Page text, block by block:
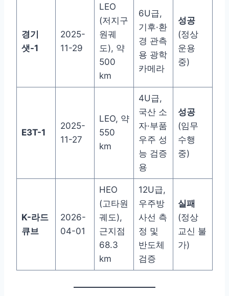
경기
샛-1
2025-
11-29
LEO
(저지구
원궤
도), 약
500
km
6U급,
기후·환
경 관측
용 광학
카메라
성공
(정상
운용
중)
E3T-1
2025-
11-27
LEO, 약
550
km
4U급,
국산 소
자·부품
우주 성
능 검증
용
성공
(임무
수행
중)
K-라드
큐브
2026-
04-01
HEO
(고타원
궤도),
근지점
68.3
km
12U급,
우주방
사선 측
정 및
반도체
검증
실패
(정상
교신 불
가)